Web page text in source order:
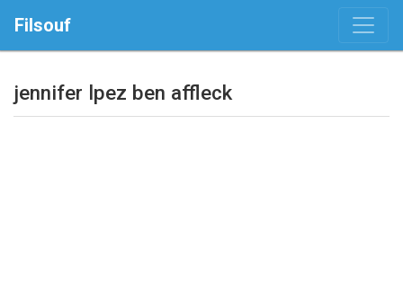
Filsouf
jennifer lpez ben affleck